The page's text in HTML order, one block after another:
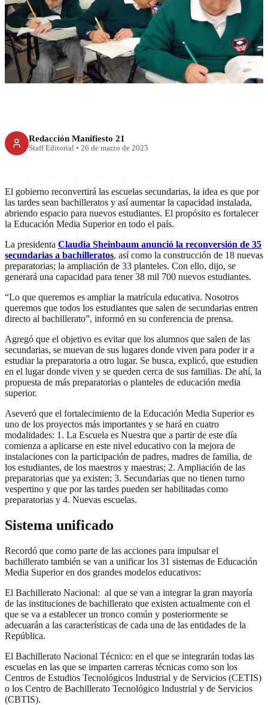
Secundarias se convertirán en
bachilleratos, por la tarde
Redacción Manifiesto 21
Staff Editorial • 26 de marzo de 2025
El gobierno reconvertirá las escuelas secundarias, la idea es que por
las tardes sean bachilleratos y así aumentar la capacidad instalada,
abriendo espacio para nuevos estudiantes. El propósito es fortalecer
la Educación Media Superior en todo el país.
La presidenta Claudia Sheinbaum anunció la reconversión de 35
secundarias a bachilleratos, así como la construcción de 18 nuevas
preparatorias; la ampliación de 33 planteles. Con ello, dijo, se
generará una capacidad para tener 38 mil 700 nuevos estudiantes.
“Lo que queremos es ampliar la matrícula educativa. Nosotros
queremos que todos los estudiantes que salen de secundarias entren
directo al bachillerato”, informó en su conferencia de prensa.
Agregó que el objetivo es evitar que los alumnos que salen de las
secundarias, se muevan de sus lugares donde viven para poder ir a
estudiar la preparatoria a otro lugar. Se busca, explicó, que estudien
en el lugar donde viven y se queden cerca de sus familias. De ahí, la
propuesta de más preparatorias o planteles de educación media
superior.
Aseveró que el fortalecimiento de la Educación Media Superior es
uno de los proyectos más importantes y se hará en cuatro
modalidades: 1. La Escuela es Nuestra que a partir de este día
comienza a aplicarse en este nivel educativo con la mejora de
instalaciones con la participación de padres, madres de familia, de
los estudiantes, de los maestros y maestras; 2. Ampliación de las
preparatorias que ya existen; 3. Secundarias que no tienen turno
vespertino y que por las tardes pueden ser habilitadas como
preparatorias y 4. Nuevas escuelas.
Sistema unificado
Recordó que como parte de las acciones para impulsar el
bachillerato también se van a unificar los 31 sistemas de Educación
Media Superior en dos grandes modelos educativos:
El Bachillerato Nacional: al que se van a integrar la gran mayoría
de las instituciones de bachillerato que existen actualmente con el
que se va a establecer un tronco común y posteriormente se
adecuarán a las características de cada una de las entidades de la
República.
El Bachillerato Nacional Técnico: en el que se integrarán todas las
escuelas en las que se imparten carreras técnicas como son los
Centros de Estudios Tecnológicos Industrial y de Servicios (CETIS)
o los Centro de Bachillerato Tecnológico Industrial y de Servicios
(CBTIS).